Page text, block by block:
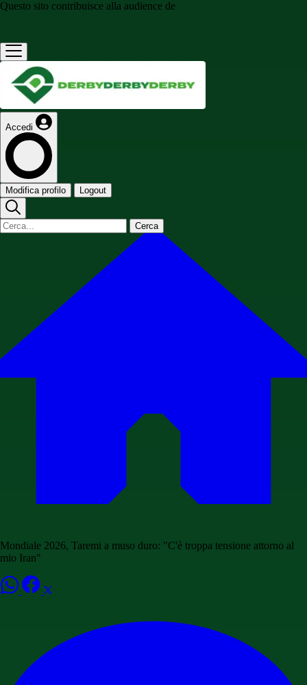
Questo sito contribuisce alla audience de
Accedi
Modifica profilo Logout
Cerca
Mondiale 2026, Taremi a muso duro: "C'è troppa tensione attorno al
mio Iran"